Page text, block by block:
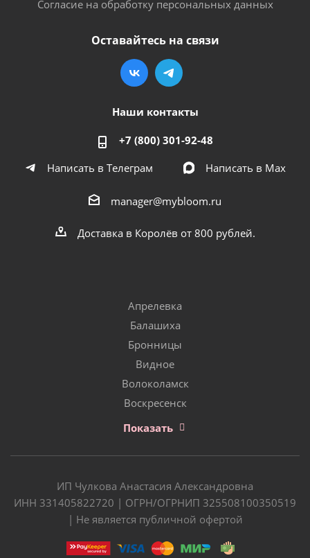
Согласие на обработку персональных данных
Оставайтесь на связи
Наши контакты
+7 (800) 301-92-48
Написать в Телеграм
Написать в Мах
manager@mybloom.ru
Доставка в Королёв от 800 рублей.
Апрелевка
Балашиха
Бронницы
Видное
Волоколамск
Воскресенск
Показать
ИП Чулкова Анастасия Александровна
ИНН 331405822720 | ОГРН/ОГРНИП 325508100350519
| Не является публичной офертой